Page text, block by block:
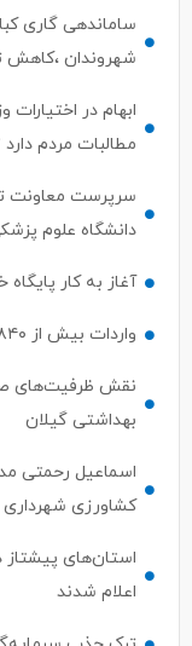
ساماندهی گاری
شهروندان ،کاهش
ابهام در
مطالبات مردم دارد
سرپرست معاونت
دانشگاه علوم
آغاز به کار
واردات بیش از ۸۴۰ هزار تن نهاده دامی از بنادر كاسپین و انزلی
نقش ظرفیت‌های
بهداشتی گیلان
اسماعیل رحمتی
کشاورزی
استان‌های
اعلام شدند